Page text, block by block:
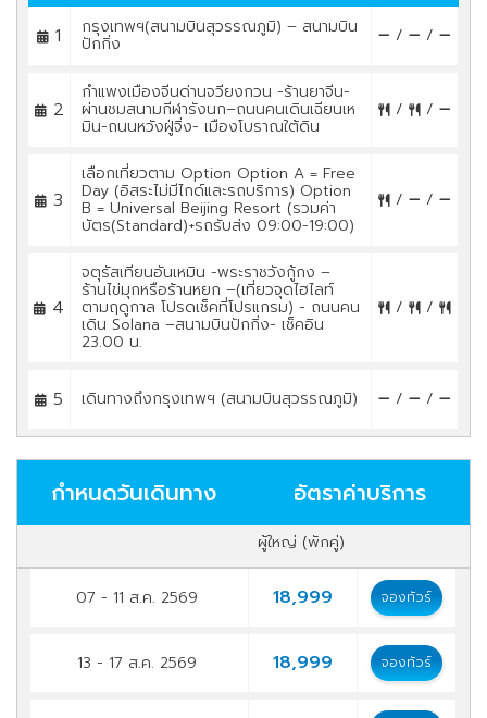
1 กรุงเทพฯ(สนามบินสุวรรณภูมิ) – สนามบิน
ปักกิ่ง / /
2
กำแพงเมืองจีนด่านจวียงกวน -ร้านยาจีน-
ผ่านชมสนามกีฬารังนก–ถนนคนเดินเฉียนเห
มิน-ถนนหวังฝู่จิ่ง- เมืองโบราณใต้ดิน
/ /
3
เลือกเที่ยวตาม Option Option A = Free
Day (อิสระไม่มีไกด์และรถบริการ) Option
B = Universal Beijing Resort (รวมค่า
บัตร(Standard)+รถรับส่ง 09:00-19:00)
/ /
4
จตุรัสเทียนอันเหมิน -พระราชวังกู้กง –
ร้านไข่มุกหรือร้านหยก –(เที่ยวจุดไฮไลท์
ตามฤดูกาล โปรดเช็คที่โปรแกรม) - ถนนคน
เดิน Solana –สนามบินปักกิ่ง- เช็คอิน
23.00 น.
/ /
5 เดินทางถึงกรุงเทพฯ (สนามบินสุวรรณภูมิ) / /
กำหนดวันเดินทาง อัตราค่าบริการ
ผู้ใหญ่ (พักคู่)
07 - 11 ส.ค. 2569 18,999 จองทัวร์
13 - 17 ส.ค. 2569 18,999 จองทัวร์